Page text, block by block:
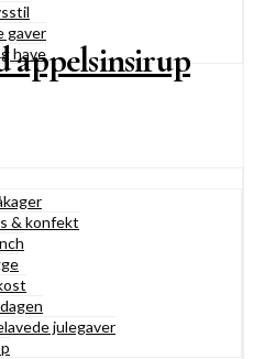
gaver
have
& konfekt
julegaver
appelsinsirup